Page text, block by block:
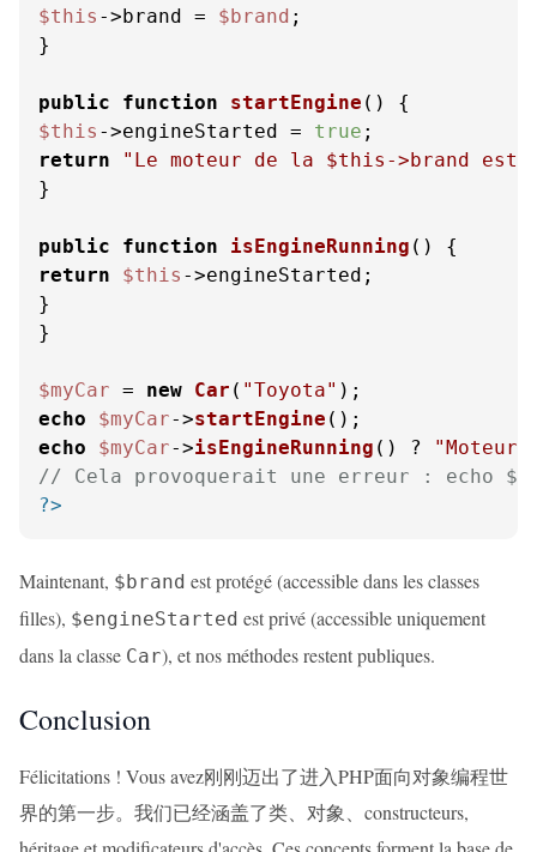
$this ->brand = $brand ;
}
public function startEngine ( )
$this ->engineStarted = true
return
"Le moteur de la $this ->brand est
}
public function isEngineRunning ( )
return
$this ->engineStarted;
}
}
$myCar = new Car ( "Toyota"
echo
$myCar->startEngine
echo
$myCar->isEngineRunning () ?
"Moteur
// Cela provoquerait une erreur : echo
?>
Maintenant, $brand est protégé (accessible dans les classes
filles), $engineStarted est privé (accessible uniquement
dans la classe Car), et nos méthodes restent publiques.
Conclusion
Félicitations ! Vous avez刚刚迈出了进入PHP面向对象编程世
界的第一步。我们已经涵盖了类、对象、constructeurs,